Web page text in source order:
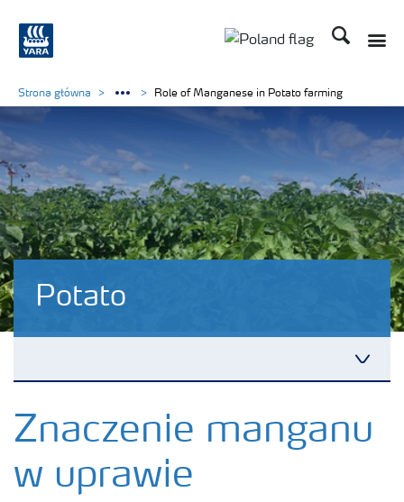
Szukaj
Potato
Produkty
Uprawy
Strona główna Role of Manganese in Potato farming
Znaczenie manganu
w uprawie